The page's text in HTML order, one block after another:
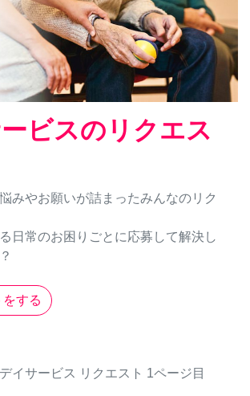
ビスのリクエス
みやお願いが詰まったみんなのリク
日常のお困りごとに応募して解決し
をする
イサービス リクエスト 1ページ目